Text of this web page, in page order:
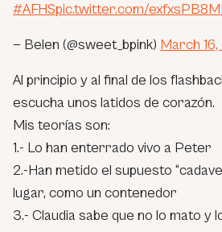
#AFHSpic.twitter.com/
— Belen (@sweet_bpink) March
Al principio y al final de los
escucha unos latidos de corazón.
Mis teorías son:
1.- Lo han enterrado vivo a Peter
2.-Han metido el supuesto
lugar, como un contenedor
3.- Claudia sabe que no lo mato y